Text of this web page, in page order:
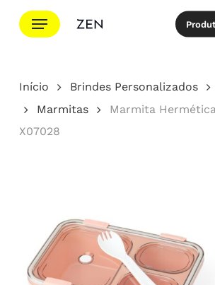
para
principal
Menu
Cotação
Início Brindes Personalizados
Marmitas
Marmita
X07028